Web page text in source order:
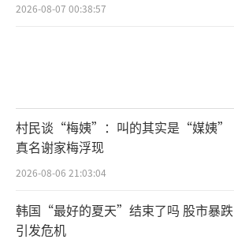
2026-08-07 00:38:57
村民谈“梅姨”：叫的其实是“媒姨”
真名谢家梅浮现
2026-08-06 21:03:04
韩国“最好的夏天”结束了吗 股市暴跌
引发危机